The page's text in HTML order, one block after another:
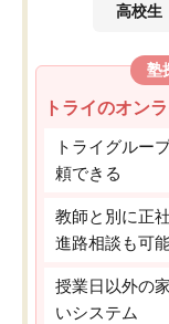
高校生
塾
トライのオン
トライグルー
頼できる
教師と別に正
進路相談も可
授業日以外の
いシステム